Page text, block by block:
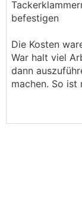
befestigen
Die Kosten
War halt viel
dann
machen. So ist